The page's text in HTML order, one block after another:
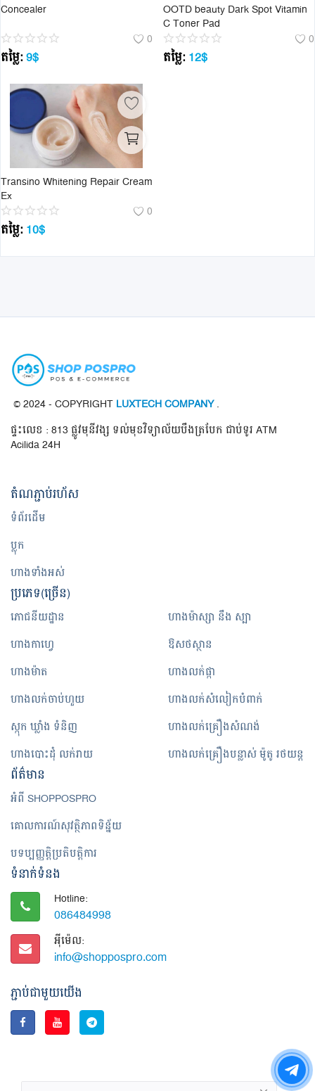
Concealer
0
តម្លៃ:9$
OOTD beauty Dark Spot Vitamin
C Toner Pad
0
តម្លៃ: 12$
Transino Whitening Repair Cream
Ex
0
តម្លៃ: 10$
© 2024 - COPYRIGHTLUXTECH COMPANY.
ផ្ទះលេខ : 813 ផ្លូវមុនីវង្ស ទល់មុខវិទ្យាល័យបឹងត្របែក ជាប់ទូរ ATM
Acilida 24H
តំណ​ភ្ជាប់​រហ័ស
ទំព័រដើម
ប្លុក
ហាងទាំងអស់
ប្រភេទ(ច្រើន)
ភោជនីយដ្ឋាន
ហាងកាហ្វេ
ហាងម៉ាត
ហាងលក់ចាប់ហួយ
ស្កុក ឃ្លាំង ទំនិញ
ហាងបោះដុំ លក់រាយ
ហាងម៉ាស្សា នឹង ស្បា
ឱសថស្ថាន
ហាងលក់ផ្កា
ហាងលក់សំលៀកបំពាក់
ហាងលក់គ្រឿងសំណង់
ហាងលក់គ្រឿងបន្លាស់ ម៉ូតូ រថយន្ត
ព័ត៌មាន
អំពី SHOPPOSPRO
គោលការណ៍សុវត្ថិភាពទិន្ន័យ
បទប្បញ្ញត្តិប្រតិបត្តិការ
ទំនាក់ទំនង
Hotline:
086484998
អ៊ី​ម៉េ​ល:
info@shoppospro.com
ភ្ជាប់ជាមួយយើង